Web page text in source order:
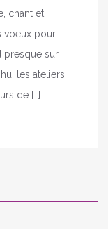
chant et
voeux pour
presque sur
les ateliers
de […]